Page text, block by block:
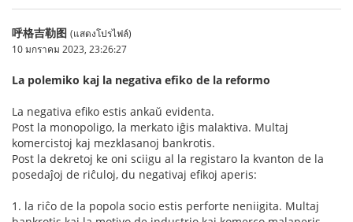
呼格吉勒图 (แสดงโปรไฟล์)
10 มกราคม 2023, 23:26:27
La polemiko kaj la negativa efiko de la reformo
La negativa efiko estis ankaŭ evidenta.
Post la monopoligo, la merkato iĝis malaktiva. Multaj
komercistoj kaj mezklasanoj bankrotis.
Post la dekretoj ke oni sciigu al la registaro la kvanton de la
posedaĵoj de riĉuloj, du negativaj efikoj aperis:
1. la riĉo de la popola socio estis perforte neniigita. Multaj